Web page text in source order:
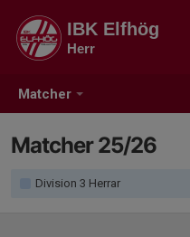
Matcher
IBK Elfhög
Herr
Matcher 25/26
Division 3 Herrar